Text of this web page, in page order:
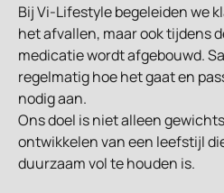
Bij Vi-Lifestyle begeleiden we
het afvallen, maar ook tijdens
medicatie wordt afgebouwd.
regelmatig hoe het gaat en
nodig aan.
Ons doel is niet alleen
ontwikkelen van een leefstijl
duurzaam vol te houden is.